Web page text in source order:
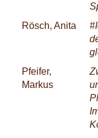
Rösch, Anita
Pfeifer,
Markus